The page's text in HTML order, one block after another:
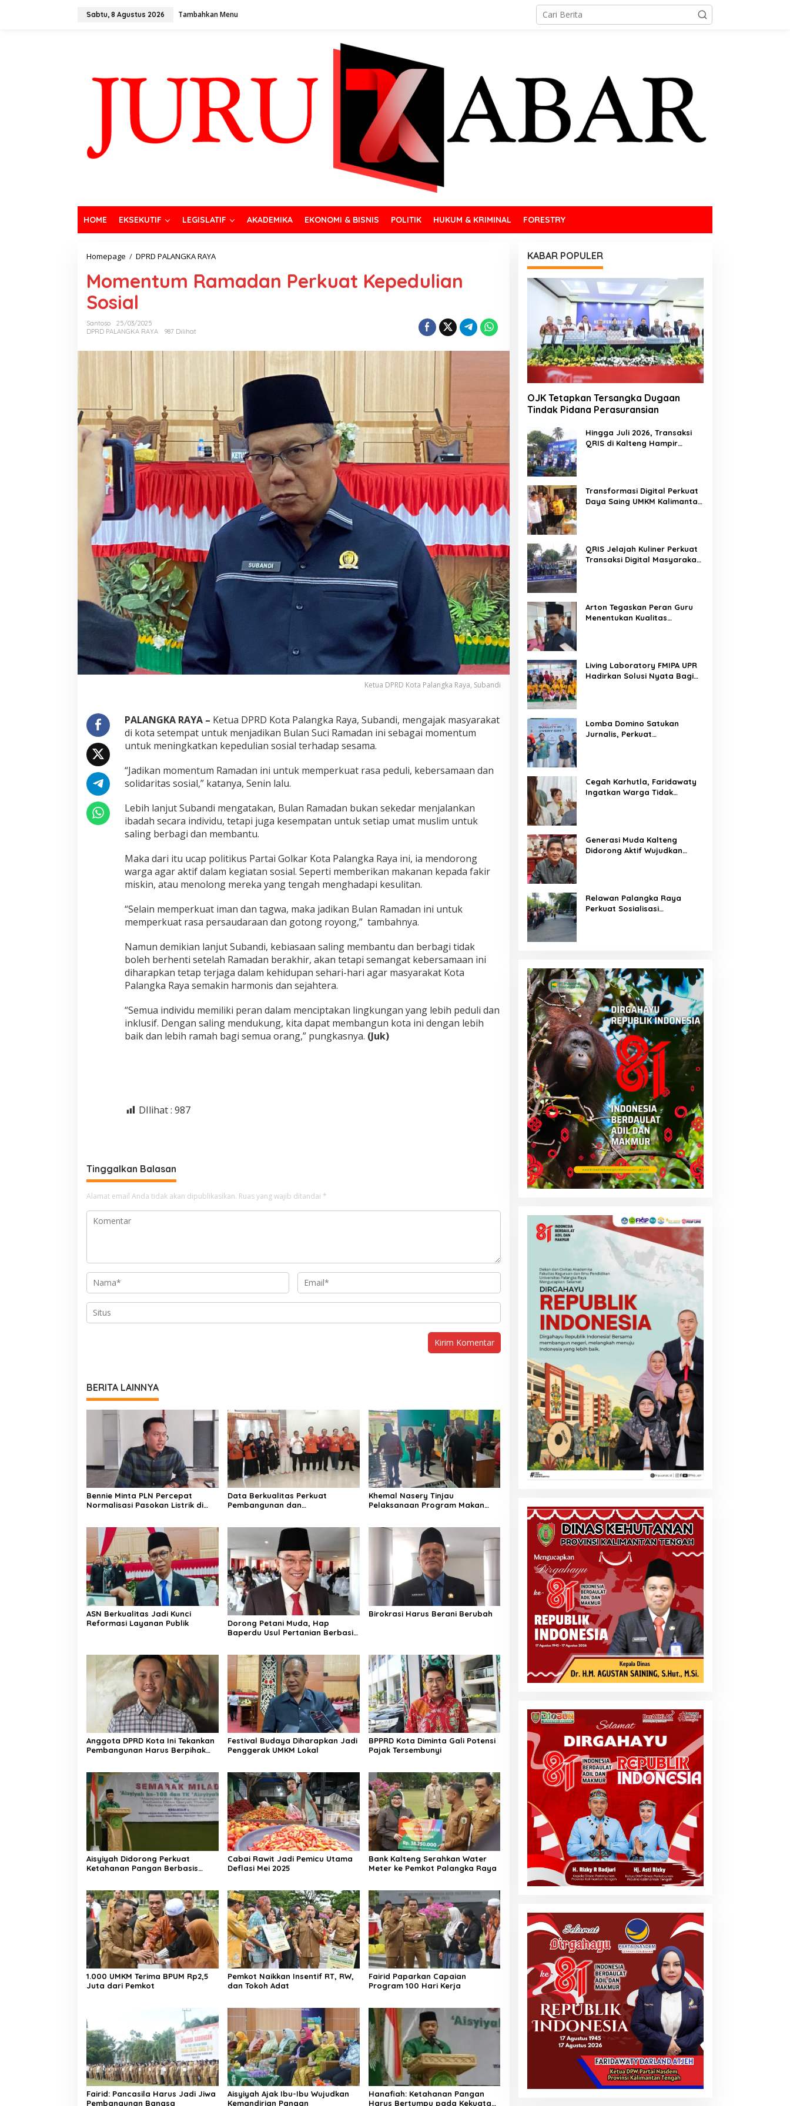
Sabtu, 8 Agustus 2026 Tambahkan Menu
HOME EKSEKUTIF LEGISLATIF AKADEMIKA EKONOMI & BISNIS POLITIK HUKUM & KRIMINAL FORESTRY
Homepage / DPRD PALANGKA RAYA
Momentum Ramadan Perkuat Kepedulian
Sosial
Santoso
25/03/2025
DPRD PALANGKA RAYA
987 Dilihat
Ketua DPRD Kota Palangka Raya, Subandi
PALANGKA RAYA – Ketua DPRD Kota Palangka Raya, Subandi, mengajak masyarakat
di kota setempat untuk menjadikan Bulan Suci Ramadan ini sebagai momentum
untuk meningkatkan kepedulian sosial terhadap sesama.
“Jadikan momentum Ramadan ini untuk memperkuat rasa peduli, kebersamaan dan
solidaritas sosial,” katanya, Senin lalu.
Lebih lanjut Subandi mengatakan, Bulan Ramadan bukan sekedar menjalankan
ibadah secara individu, tetapi juga kesempatan untuk setiap umat muslim untuk
saling berbagi dan membantu.
Maka dari itu ucap politikus Partai Golkar Kota Palangka Raya ini, ia mendorong
warga agar aktif dalam kegiatan sosial. Seperti memberikan makanan kepada fakir
miskin, atau menolong mereka yang tengah menghadapi kesulitan.
“Selain memperkuat iman dan tagwa, maka jadikan Bulan Ramadan ini untuk
memperkuat rasa persaudaraan dan gotong royong,” tambahnya.
Namun demikian lanjut Subandi, kebiasaan saling membantu dan berbagi tidak
boleh berhenti setelah Ramadan berakhir, akan tetapi semangat kebersamaan ini
diharapkan tetap terjaga dalam kehidupan sehari-hari agar masyarakat Kota
Palangka Raya semakin harmonis dan sejahtera.
“Semua individu memiliki peran dalam menciptakan lingkungan yang lebih peduli dan
inklusif. Dengan saling mendukung, kita dapat membangun kota ini dengan lebih
baik dan lebih ramah bagi semua orang,” pungkasnya. (Juk)
DIlihat : 987
Tinggalkan Balasan
Alamat email Anda tidak akan dipublikasikan. Ruas yang wajib ditandai *
BERITA LAINNYA
Bennie Minta PLN Percepat
Normalisasi Pasokan Listrik di
Data Berkualitas Perkuat
Pembangunan dan
Khemal Nasery Tinjau
Pelaksanaan Program Makan
ASN Berkualitas Jadi Kunci
Reformasi Layanan Publik
Dorong Petani Muda, Hap
Baperdu Usul Pertanian Berbasis
Birokrasi Harus Berani Berubah
Anggota DPRD Kota Ini Tekankan
Pembangunan Harus Berpihak
Festival Budaya Diharapkan Jadi
Penggerak UMKM Lokal
BPPRD Kota Diminta Gali Potensi
Pajak Tersembunyi
Aisyiyah Didorong Perkuat
Ketahanan Pangan Berbasis
Cabai Rawit Jadi Pemicu Utama
Deflasi Mei 2025
Bank Kalteng Serahkan Water
Meter ke Pemkot Palangka Raya
1.000 UMKM Terima BPUM Rp2,5
Juta dari Pemkot
Pemkot Naikkan Insentif RT, RW,
dan Tokoh Adat
Fairid Paparkan Capaian
Program 100 Hari Kerja
Fairid: Pancasila Harus Jadi Jiwa
Pembangunan Bangsa
Aisyiyah Ajak Ibu-Ibu Wujudkan
Kemandirian Pangan
Hanafiah: Ketahanan Pangan
Harus Bertumpu pada Kekuatan
KABAR POPULER
OJK Tetapkan Tersangka Dugaan
Tindak Pidana Perasuransian
Hingga Juli 2026, Transaksi
QRIS di Kalteng Hampir
Transformasi Digital Perkuat
Daya Saing UMKM Kalimantan
QRIS Jelajah Kuliner Perkuat
Transaksi Digital Masyarakat
Arton Tegaskan Peran Guru
Menentukan Kualitas
Living Laboratory FMIPA UPR
Hadirkan Solusi Nyata Bagi
Lomba Domino Satukan
Jurnalis, Perkuat
Cegah Karhutla, Faridawaty
Ingatkan Warga Tidak
Generasi Muda Kalteng
Didorong Aktif Wujudkan
Relawan Palangka Raya
Perkuat Sosialisasi